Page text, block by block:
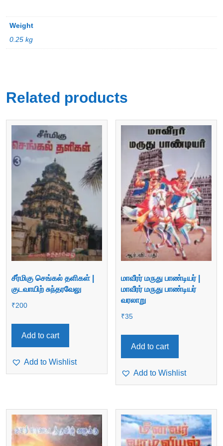
Weight
0.25 kg
Related products
சீர்மிகு செங்கல் தளிகள் |
குடவாயிற் சுந்தரவேலு
₹200
Add to cart
Add to Wishlist
மாவீரர் மருது பாண்டியர் |
மாவீரர் மருது பாண்டியர்
வரலாறு
₹35
Add to cart
Add to Wishlist